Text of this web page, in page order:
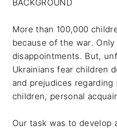
BACKGROUND
More than 100,000
because of the war.
disappointments. But,
Ukrainians fear children
and prejudices
children, personal
Our task was to develop